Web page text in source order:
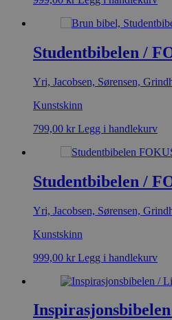
Studentbibelen /
Yri, Jacobsen, Sørensen,
Kunstskinn
799,00 kr Legg i handlekurv
Studentbibelen /
Yri, Jacobsen, Sørensen,
Kunstskinn
999,00 kr Legg i handlekurv